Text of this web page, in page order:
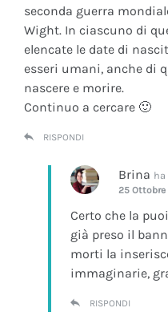
seconda guerra
Wight. In ciascuno di
elencate le date di
esseri umani, anche di
nascere e morire.
Continuo a cercare 🙂
RISPONDI
Brina ha
25 Ottobre
Certo che la
già preso il
morti la
immaginarie,
RISPONDI